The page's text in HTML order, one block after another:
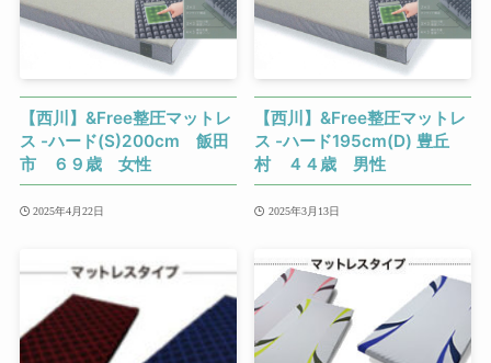
【西川】&Free整圧マットレ
ス -ハード(S)200cm 飯田
市 ６９歳 女性
2025年4月22日
【西川】&Free整圧マットレ
ス -ハード195cm(D) 豊丘
村 ４４歳 男性
2025年3月13日